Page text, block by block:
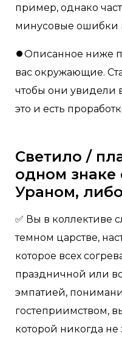
пример, однако
минусовые ошибки
⏺Описанное ниже
вас окружающие.
чтобы они увидели
это и есть
Светило /
одном знаке
Ураном, либо
✅ Вы в коллективе
темном царстве,
которое всех
праздничной или
эмпатией,
гостеприимством,
которой никогда